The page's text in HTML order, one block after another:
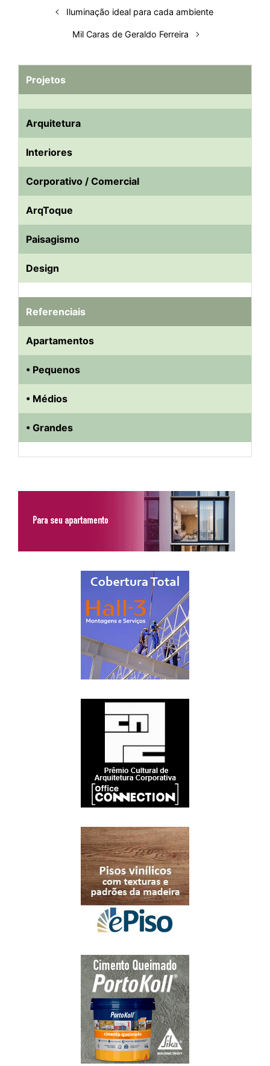
Iluminação ideal para cada ambiente
Mil Caras de Geraldo Ferreira
Projetos
Arquitetura
Interiores
Corporativo / Comercial
ArqToque
Paisagismo
Design
Referenciais
Apartamentos
• Pequenos
• Médios
• Grandes